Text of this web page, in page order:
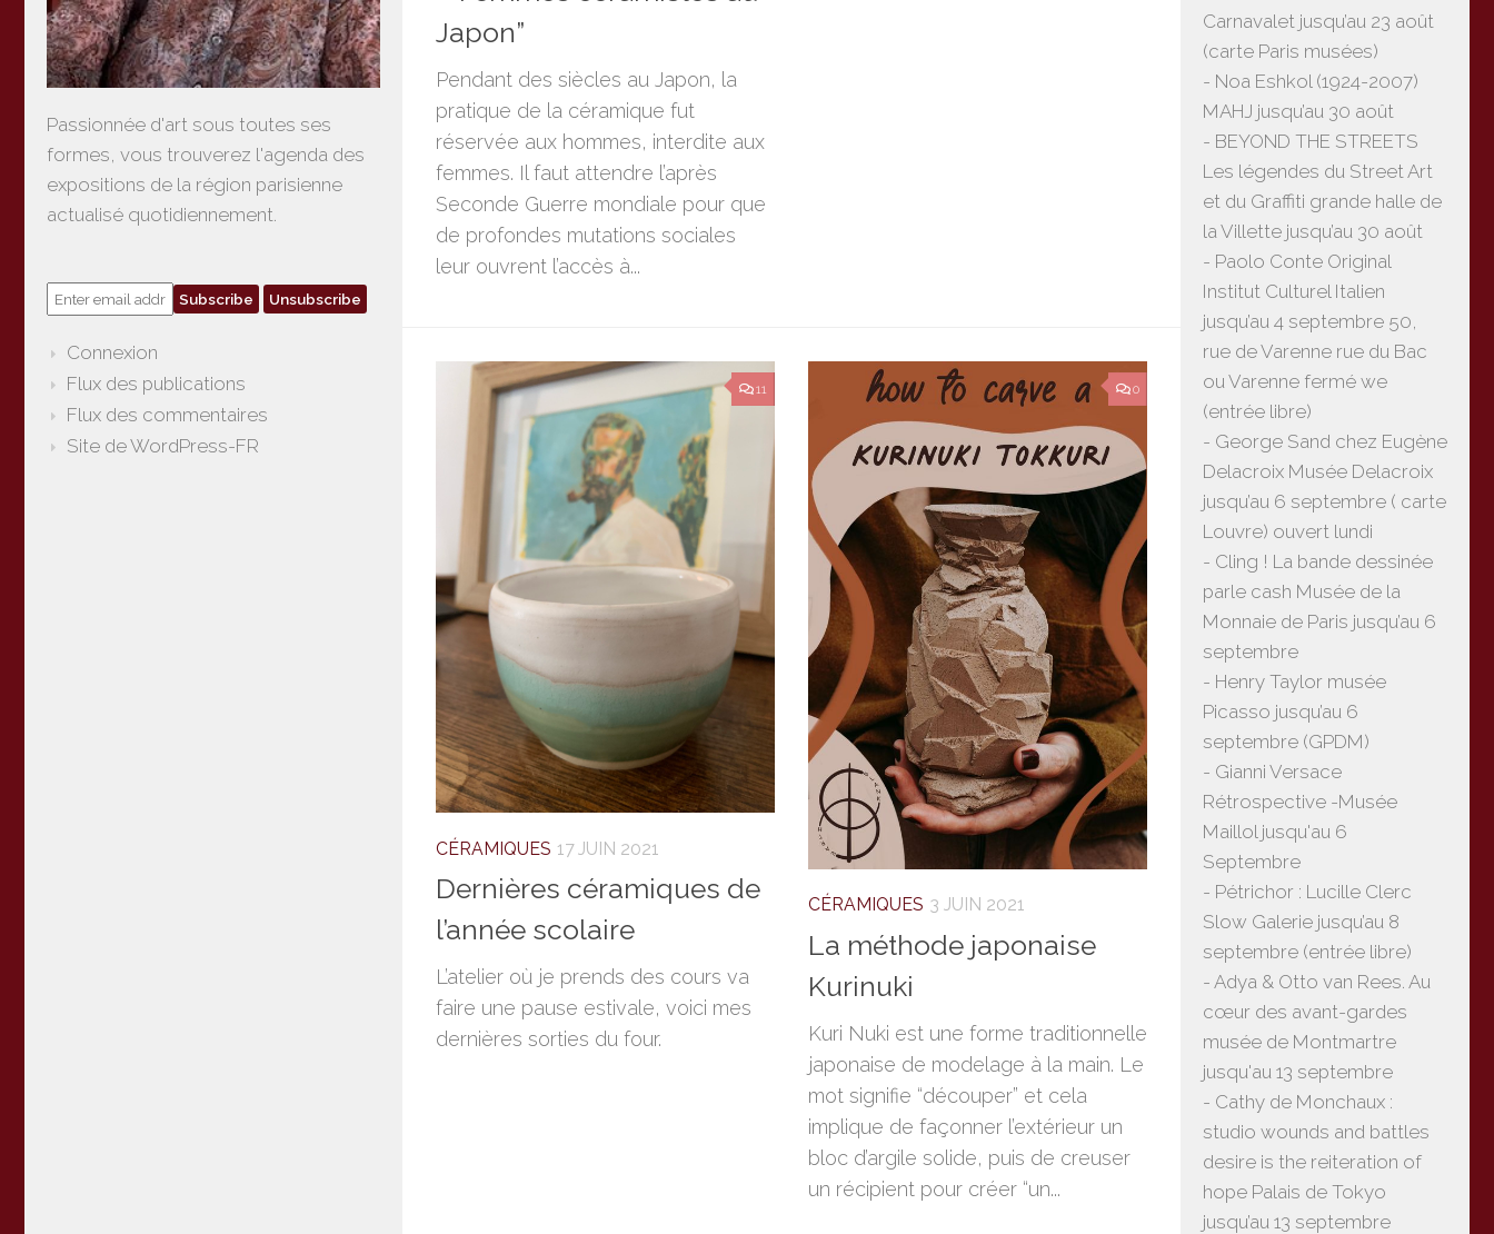
Japon”
Pendant des siècles au Japon, la
pratique de la céramique fut
réservée aux hommes, interdite aux
femmes. Il faut attendre l’après
Seconde Guerre mondiale pour que
de profondes mutations sociales
leur ouvrent l’accès à...
11
CÉRAMIQUES 17 JUIN 2021
Dernières céramiques de
l’année scolaire
L’atelier où je prends des cours va
faire une pause estivale, voici mes
dernières sorties du four.
0
CÉRAMIQUES 3 JUIN 2021
La méthode japonaise
Kurinuki
Kuri Nuki est une forme traditionnelle
japonaise de modelage à la main. Le
mot signifie “découper” et cela
implique de façonner l’extérieur un
bloc d’argile solide, puis de creuser
un récipient pour créer “un...
Passionnée d'art sous toutes ses
formes, vous trouverez l'agenda des
expositions de la région parisienne
actualisé quotidiennement.
Connexion
Flux des publications
Flux des commentaires
Site de WordPress-FR
Carnavalet jusqu’au 23 août
(carte Paris musées)
- Noa Eshkol (1924-2007)
MAHJ jusqu’au 30 août
- BEYOND THE STREETS
Les légendes du Street Art
et du Graffiti grande halle de
la Villette jusqu’au 30 août
- Paolo Conte Original
Institut Culturel Italien
jusqu’au 4 septembre 50,
rue de Varenne rue du Bac
ou Varenne fermé we
(entrée libre)
- George Sand chez Eugène
Delacroix Musée Delacroix
jusqu’au 6 septembre ( carte
Louvre) ouvert lundi
- Cling ! La bande dessinée
parle cash Musée de la
Monnaie de Paris jusqu’au 6
septembre
- Henry Taylor musée
Picasso jusqu’au 6
septembre (GPDM)
- Gianni Versace
Rétrospective -Musée
Maillol jusqu'au 6
Septembre
- Pétrichor : Lucille Clerc
Slow Galerie jusqu’au 8
septembre (entrée libre)
- Adya & Otto van Rees. Au
cœur des avant-gardes
musée de Montmartre
jusqu'au 13 septembre
- Cathy de Monchaux :
studio wounds and battles
desire is the reiteration of
hope Palais de Tokyo
jusqu’au 13 septembre